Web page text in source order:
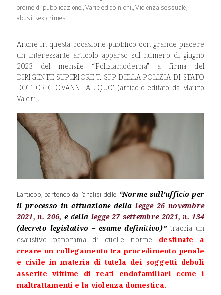
ordine di pubblicazione.,Varie ed opinioni.,Violenza sessuale,
abusi, sex crimes.
Anche in questa occasione pubblico con grande piacere
un interessante articolo apparso sul numero di giugno
2023 del mensile “Poliziamoderna” a firma del
DIRIGENTE SUPERIORE T. SFP DELLA POLIZIA DI STATO
DOTTOR GIOVANNI ALIQUO’ (articolo editato da Mauro
Valeri).
L’articolo, partendo dall’analisi delle “Norme sull’ufficio per
il processo in attuazione dellalegge 26 novembre
2021, n. 206, e della legge 27 settembre 2021, n. 134
(decreto legislativo – esame definitivo)” traccia un
esaustivo panorama di quelle norme destinate a
creare un collegamento tra procedimento penale
e civile in materia di tutela dei soggetti deboli
asserite vittime di reati endofamiliari come i
maltrattamenti e la violenza domestica.